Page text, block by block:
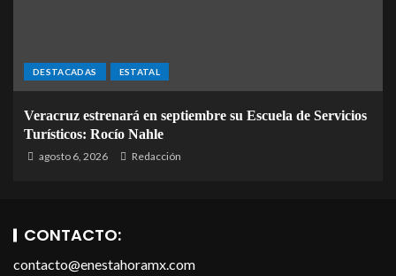
DESTACADAS ESTATAL
Veracruz estrenará en septiembre su Escuela de Servicios
Turísticos: Rocío Nahle
agosto 6, 2026 Redacción
CONTACTO:
contacto@enestahoramx.com